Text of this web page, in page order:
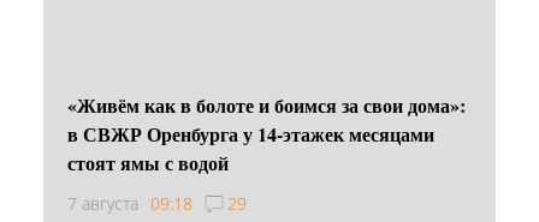
«Живём как в болоте и боимся за свои дома»:
в СВЖР Оренбурга у 14-этажек месяцами
стоят ямы с водой
7 августа 09:18 29